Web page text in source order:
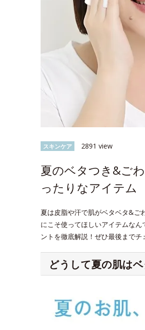
スキンケア 2891 view
夏のベタつき&ご
ったりなアイテム
夏は皮脂や汗で肌がベタベタ&ご
にこそ使ってほしいアイテムな
ントを徹底解説！ぜひ最後までチ
どうして夏の肌は